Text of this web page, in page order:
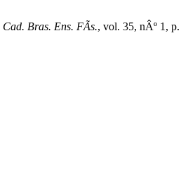
Cad. Bras. Ens. FÃ­s., vol. 35, nÂº 1, p.